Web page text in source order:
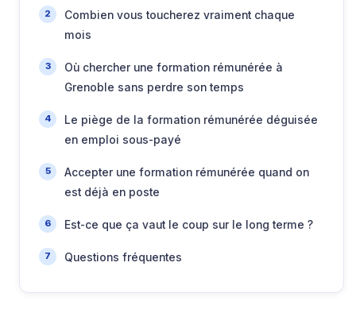
Combien vous toucherez vraiment chaque
mois
Où chercher une formation rémunérée à
Grenoble sans perdre son temps
Le piège de la formation rémunérée déguisée
en emploi sous-payé
Accepter une formation rémunérée quand on
est déjà en poste
Est-ce que ça vaut le coup sur le long terme ?
Questions fréquentes